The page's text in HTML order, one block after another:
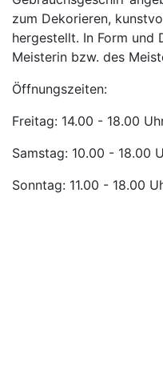
zum Dekorieren,
hergestellt. In Form
Meisterin bzw. des
Öffnungszeiten:
Freitag: 14.00 - 18.00
Samstag: 10.00 - 18.00
Sonntag: 11.00 - 18.00